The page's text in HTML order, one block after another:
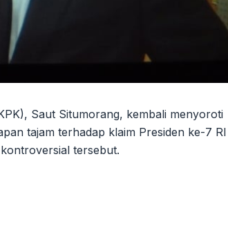
Saut Situmorang, kembali menyoroti
tajam terhadap klaim Presiden ke-7 RI
tersebut.